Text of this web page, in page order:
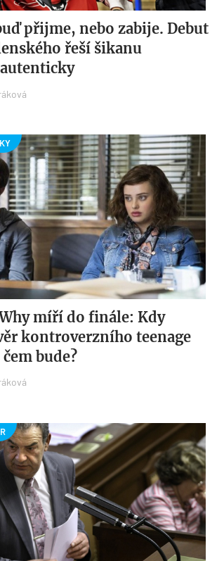
přijme, nebo zabije. Debut
řeší šikanu
Why míří do finále: Kdy
kontroverzního teenage
bude?